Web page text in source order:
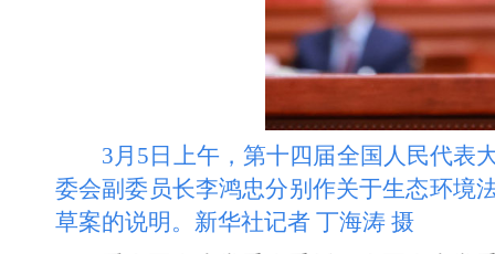
3月5日上午，第十四届全国人民代表
委会副委员长李鸿忠分别作关于生态环境
草案的说明。 新华社记者 丁海涛 摄